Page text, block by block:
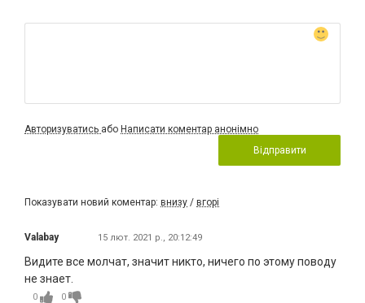
Авторизуватись або Написати коментар анонімно
Відправити
Показувати новий коментар: внизу / вгорі
Valabay 15 лют. 2021 р., 20:12:49
Видите все молчат, значит никто, ничего по этому поводу
не знает.
0 0